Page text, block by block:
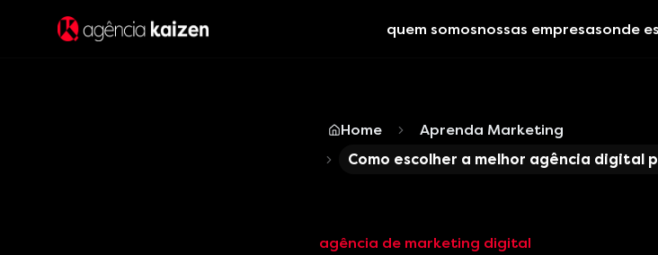
quem somosnossas empresasonde
Home
Aprenda Marketing
Como escolher a melhor agência digital
agência de marketing digital